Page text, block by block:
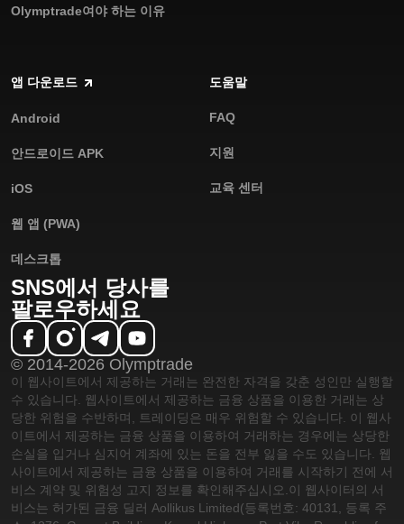
Olymptrade여야 하는 이유
앱 다운로드
Android
안드로이드 APK
iOS
웹 앱 (PWA)
데스크톱
도움말
FAQ
지원
교육 센터
SNS에서 당사를
팔로우하세요
© 2014-2026 Olymptrade
이 웹사이트에서 제공하는 거래는 완전한 자격을 갖춘 성인만 실행할
수 있습니다. 웹사이트에서 제공하는 금융 상품을 이용한 거래는 상
당한 위험을 수반하며, 트레이딩은 매우 위험할 수 있습니다. 이 웹사
이트에서 제공하는 금융 상품을 이용하여 거래하는 경우에는 상당한
손실을 입거나 심지어 계좌에 있는 돈을 전부 잃을 수도 있습니다. 웹
사이트에서 제공하는 금융 상품을 이용하여 거래를 시작하기 전에 서
비스 계약 및 위험성 고지 정보를 확인해주십시오.이 웹사이터의 서
비스는 허가된 금융 딜러 Aollikus Limited(등록번호: 40131, 등록 주